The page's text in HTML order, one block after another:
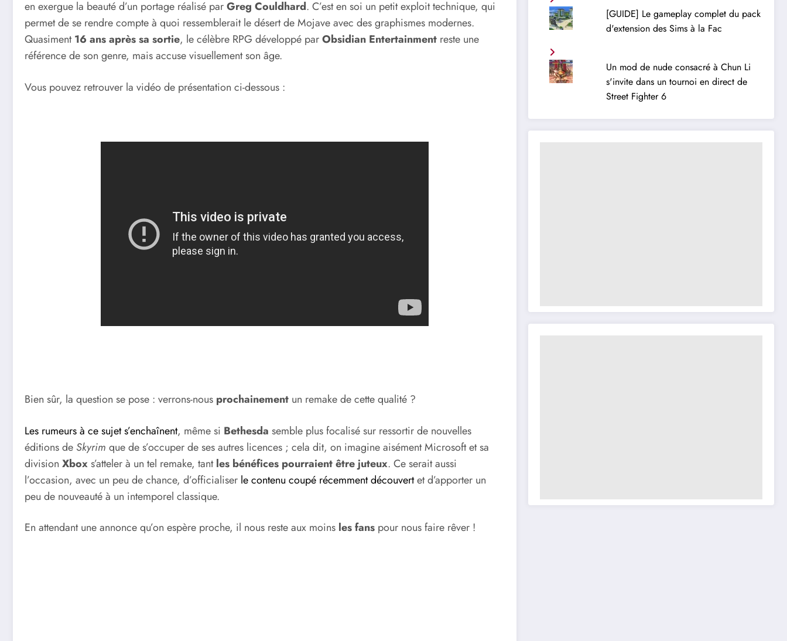
en exergue la beauté d’un portage réalisé parGreg Couldhard. C’est en soi un petit exploit technique, qui
permet de se rendre compte à quoi ressemblerait le désert de Mojave avec des graphismes modernes.
Quasiment16 ans après sa sortie, le célèbre RPG développé parObsidian Entertainment reste une
référence de son genre, mais accuse visuellement son âge.
Vous pouvez retrouver la vidéo de présentation ci-dessous :
Bien sûr, la question se pose : verrons-nous prochainement un remake de cette qualité ?
Les rumeurs à ce sujet s’enchaînent, même si Bethesda semble plus focalisé sur ressortir de nouvelles
éditions de Skyrim que de s’occuper de ses autres licences ; cela dit, on imagine aisément Microsoft et sa
division Xboxs’atteler à un tel remake, tantles bénéfices pourraient être juteux. Ce serait aussi
l’occasion, avec un peu de chance, d’officialiser le contenu coupé récemment découvertet d’apporter un
peu de nouveauté à un intemporel classique.
En attendant une annonce qu’on espère proche, il nous reste aux moins les fans pour nous faire rêver !
[GUIDE] Le gameplay complet du pack
d'extension des Sims à la Fac
Un mod de nude consacré à Chun Li
s'invite dans un tournoi en direct de
Street Fighter 6